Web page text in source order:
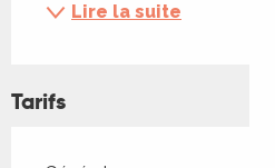
Lire la suite
Tarifs